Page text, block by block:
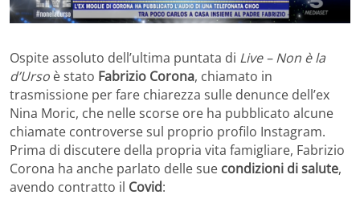
Ospite assoluto dell’ultima puntata di Live – Non è la
d’Urso è stato Fabrizio Corona, chiamato in
trasmissione per fare chiarezza sulle denunce dell’ex
Nina Moric, che nelle scorse ore ha pubblicato alcune
chiamate controverse sul proprio profilo Instagram.
Prima di discutere della propria vita famigliare, Fabrizio
Corona ha anche parlato delle sue condizioni di salute,
avendo contratto il Covid: